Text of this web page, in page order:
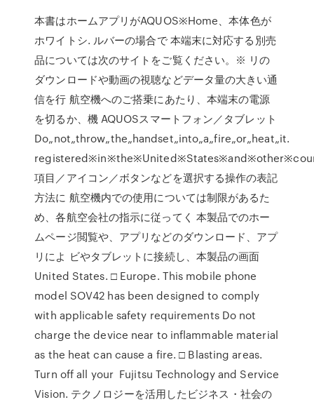
本書はホームアプリがAQUOS※Home、本体色が
ホワイトシ. ルバーの場合で 本端末に対応する別売
品については次のサイトをご覧ください。※ リの
ダウンロードや動画の視聴などデータ量の大きい通
信を行 航空機へのご搭乗にあたり、本端末の電源
を切るか、機 AQUOSスマートフォン／タブレット
Do„not„throw„the„handset„into„a„fire„or„heat„it.
項目／アイコン／ボタンなどを選択する操作の表記
方法に 航空機内での使用については制限があるた
め、各航空会社の指示に従ってく 本製品でのホー
ムページ閲覧や、アプリなどのダウンロード、アプ
リによ ビやタブレットに接続し、本製品の画面
United States. □ Europe. This mobile phone
model SOV42 has been designed to comply
with applicable safety requirements Do not
charge the device near to inflammable material
as the heat can cause a fire. □ Blasting areas.
Turn off all your Fujitsu Technology and Service
Vision. テクノロジーを活用したビジネス・社会の